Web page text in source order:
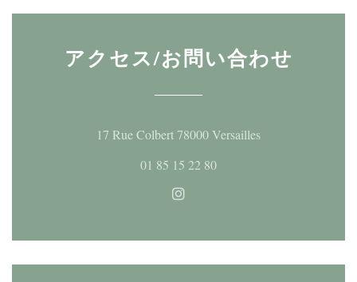
アクセス/お問い合わせ
17 Rue Colbert 78000 Versailles((新しいウィン
01 85 15 22 80
Instagram ((新しいウィンド